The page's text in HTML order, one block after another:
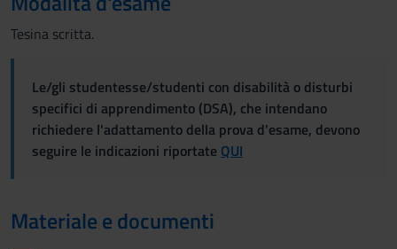
Tesina scritta.
Le/gli studentesse/studenti con disabilità o disturbi
specifici di apprendimento (DSA), che intendano
richiedere l'adattamento della prova d'esame, devono
seguire le indicazioni riportate QUI
Materiale e documenti